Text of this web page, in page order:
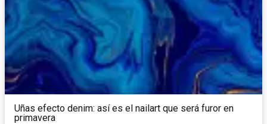
Uñas efecto denim: así es el nailart que será furor en
primavera